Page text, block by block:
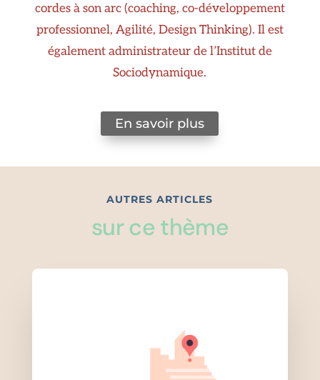
cordes à son arc (coaching, co-développement
professionnel, Agilité, Design Thinking). Il est
également administrateur de l’Institut de
Sociodynamique.
En savoir plus
AUTRES ARTICLES
sur ce thème